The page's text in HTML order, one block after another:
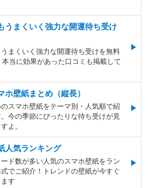
うまくいく強力な開運待ち受け
まくいく強力な開運待ち受けを無料
本当に効果があった口コミも掲載して
ホ壁紙まとめ（縦長）
スマホ壁紙をテーマ別・人気順で紹
今の季節にぴったりな待ち受けが見
よ。
人気ランキング
ード数が多い人気のスマホ壁紙をラン
でご紹介！トレンドの壁紙が今すぐ
す